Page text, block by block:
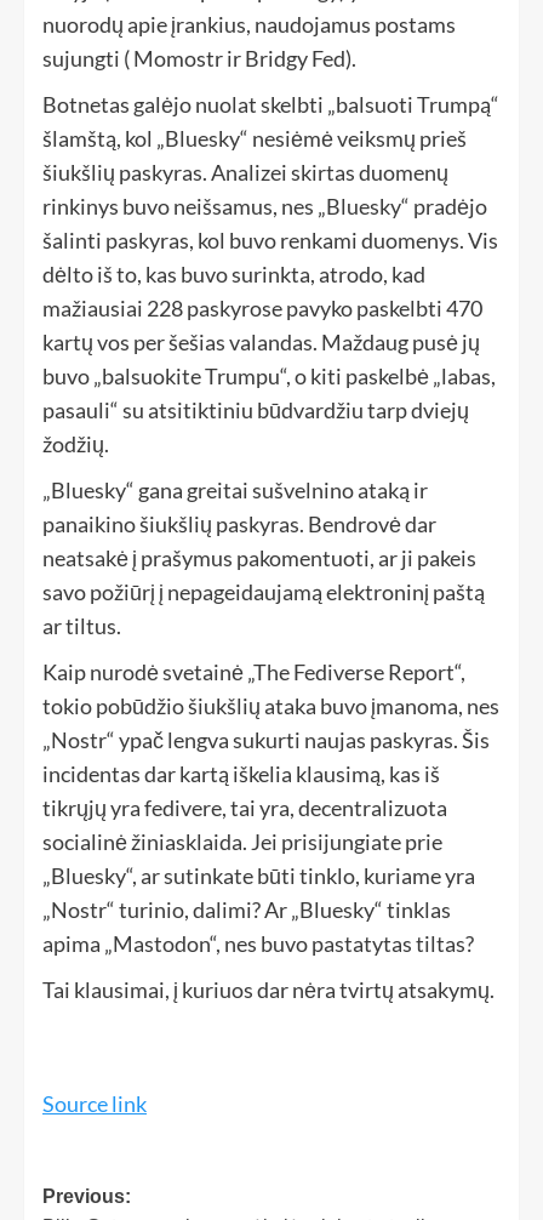
nuorodų apie įrankius, naudojamus postams
sujungti ( Momostr ir Bridgy Fed).
Botnetas galėjo nuolat skelbti „balsuoti Trumpą“
šlamštą, kol „Bluesky“ nesiėmė veiksmų prieš
šiukšlių paskyras. Analizei skirtas duomenų
rinkinys buvo neišsamus, nes „Bluesky“ pradėjo
šalinti paskyras, kol buvo renkami duomenys. Vis
dėlto iš to, kas buvo surinkta, atrodo, kad
mažiausiai 228 paskyrose pavyko paskelbti 470
kartų vos per šešias valandas. Maždaug pusė jų
buvo „balsuokite Trumpu“, o kiti paskelbė „labas,
pasauli“ su atsitiktiniu būdvardžiu tarp dviejų
žodžių.
„Bluesky“ gana greitai sušvelnino ataką ir
panaikino šiukšlių paskyras. Bendrovė dar
neatsakė į prašymus pakomentuoti, ar ji pakeis
savo požiūrį į nepageidaujamą elektroninį paštą
ar tiltus.
Kaip nurodė svetainė „The Fediverse Report“,
tokio pobūdžio šiukšlių ataka buvo įmanoma, nes
„Nostr“ ypač lengva sukurti naujas paskyras. Šis
incidentas dar kartą iškelia klausimą, kas iš
tikrųjų yra fedivere, tai yra, decentralizuota
socialinė žiniasklaida. Jei prisijungiate prie
„Bluesky“, ar sutinkate būti tinklo, kuriame yra
„Nostr“ turinio, dalimi? Ar „Bluesky“ tinklas
apima „Mastodon“, nes buvo pastatytas tiltas?
Tai klausimai, į kuriuos dar nėra tvirtų atsakymų.
Source link
Previous: